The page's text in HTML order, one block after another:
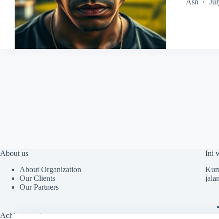
About us
About Organization
Our Clients
Our Partners
Achievements
Ini